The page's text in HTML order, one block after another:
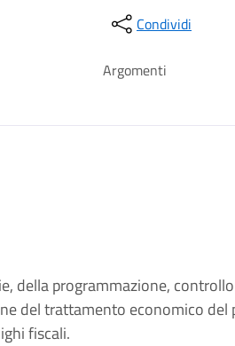
Condividi
Argomenti
della programmazione,
del trattamento economico del
fiscali.